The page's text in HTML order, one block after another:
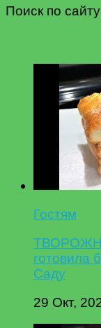
Поиск по
Гостям
готовила
Саду
29 Окт,